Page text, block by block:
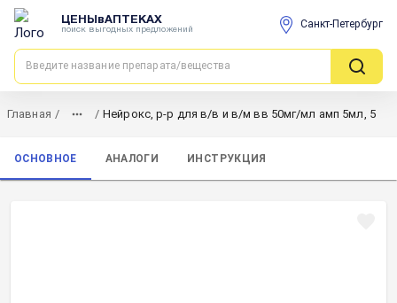
ЦЕНЫвАПТЕКАХ
поиск выгодных предложений Санкт-Петербург
Главная / / Нейрокс, р-р для в/в и в/м вв 50мг/мл амп 5мл, 5
ОСНОВНОЕ АНАЛОГИ ИНСТРУКЦИЯ